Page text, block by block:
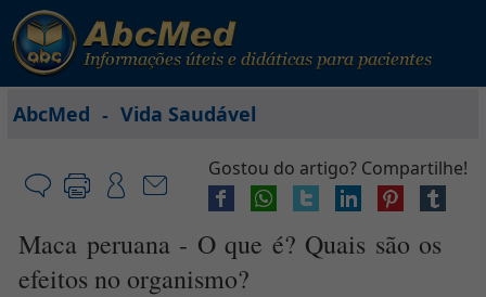
AbcMed - Vida Saudável
Gostou do artigo? Compartilhe!
Maca peruana - O que é? Quais são os
efeitos no organismo?